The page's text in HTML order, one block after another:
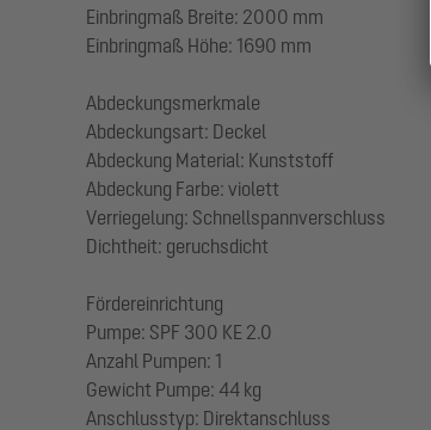
Einbringmaß Breite: 2000 mm
Einbringmaß Höhe: 1690 mm
Abdeckungsmerkmale
Abdeckungsart: Deckel
Abdeckung Material: Kunststoff
Abdeckung Farbe: violett
Verriegelung: Schnellspannverschluss
Dichtheit: geruchsdicht
Fördereinrichtung
Pumpe: SPF 300 KE 2.0
Anzahl Pumpen: 1
Gewicht Pumpe: 44 kg
Anschlusstyp: Direktanschluss